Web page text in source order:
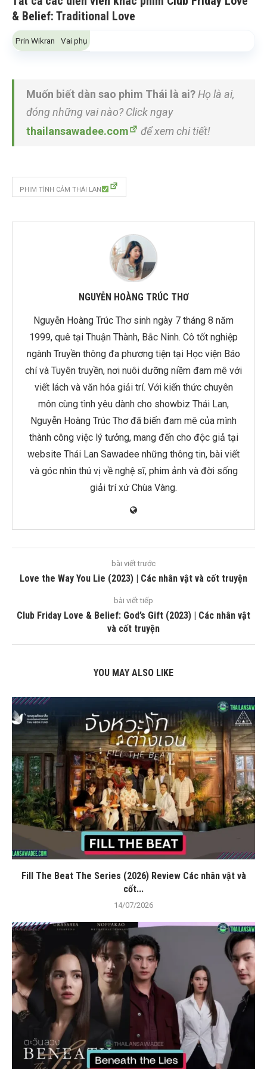
& Belief: Traditional Love
Prin Wikran Vai phụ
Muốn biết dàn sao phim Thái là ai?Họ là ai,
đóng những vai nào? Click ngay
thailansawadee.com
để xem chi tiết!
PHIM TÌNH CẢM THÁI LAN
NGUYỄN HOÀNG TRÚC THƠ
Nguyễn Hoàng Trúc Thơ sinh ngày 7 tháng 8 năm
1999, quê tại Thuận Thành, Bắc Ninh. Cô tốt nghiệp
ngành Truyền thông đa phương tiện tại Học viện Báo
chí và Tuyên truyền, nơi nuôi dưỡng niềm đam mê với
viết lách và văn hóa giải trí. Với kiến thức chuyên
môn cùng tình yêu dành cho showbiz Thái Lan,
Nguyễn Hoàng Trúc Thơ đã biến đam mê của mình
thành công việc lý tưởng, mang đến cho độc giả tại
website Thái Lan Sawadee những thông tin, bài viết
và góc nhìn thú vị về nghệ sĩ, phim ảnh và đời sống
giải trí xứ Chùa Vàng.
bài viết trước
Love the Way You Lie (2023) | Các nhân vật và cốt truyện
bài viết tiếp
Club Friday Love & Belief: God’s Gift (2023) | Các nhân vật
và cốt truyện
YOU MAY ALSO LIKE
Fill The Beat The Series (2026) Review Các nhân vật và
cốt...
14/07/2026